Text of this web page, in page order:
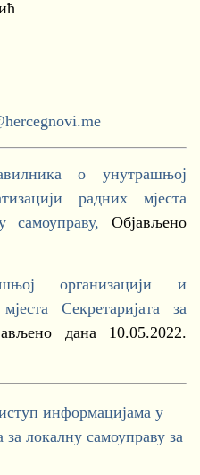
о унутрашњој
радних мјеста
самоуправу, Објављено
организацији и
Секретаријата за
дана 10.05.2022.
информацијама у
за локалну самоуправу за